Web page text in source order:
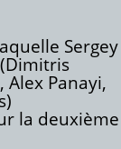
Sergey
Alex Panayi,
la deuxième